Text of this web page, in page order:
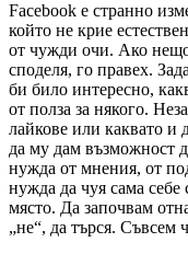
Facebook е странно
който не крие
от чужди очи. Ако
споделя, го правех.
би било интересно,
от полза за някого.
лайкове или каквато и
да му дам възможност
нужда от мнения, от
нужда да чуя сама
място. Да започвам
„не“, да търся. Съвсем